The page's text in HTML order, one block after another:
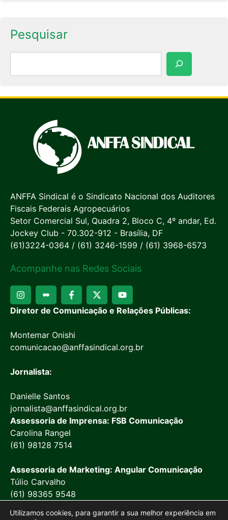
Pesquisar
ANFFA Sindical é o Sindicato Nacional dos Auditores
Fiscais Federais Agropecuários
Setor Comercial Sul, Quadra 2, Bloco C, 4º andar, Ed.
Jockey Club - 70.302-912 - Brasília, DF
(61)3224-0364 / (61) 3246-1599 / (61) 3968-6573
Acompanhe nas Redes Sociais
Diretor de Comunicação e Relações Públicas:
Montemar Onishi
comunicacao@anffasindical.org.br
Jornalista:
Danielle Santos
jornalista@anffasindical.org.br
Assessoria de Imprensa: FSB Comunicação
Carolina Rangel
(61) 98128 7514
Assessoria de Marketing: Angular Comunicação
Túlio Carvalho
(61) 98365 9548
Utilizamos cookies, para garantir a sua melhor experiência em